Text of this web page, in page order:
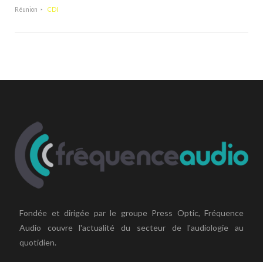
Réunion CDI
Fondée et dirigée par le groupe Press Optic, Fréquence
Audio couvre l'actualité du secteur de l'audiologie au
quotidien.